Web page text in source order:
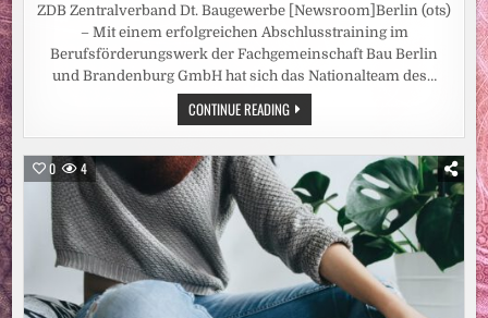
ZDB Zentralverband Dt. Baugewerbe [Newsroom]Berlin (ots)
– Mit einem erfolgreichen Abschlusstraining im
Berufsförderungswerk der Fachgemeinschaft Bau Berlin
und Brandenburg GmbH hat sich das Nationalteam des…
CONTINUE READINGABSCHLUSSTRAINING
ERFOLGREICH
ABSOLVIERT:
BEREIT
FÜR
DIE
WORLDSKILLS
2026
0 4